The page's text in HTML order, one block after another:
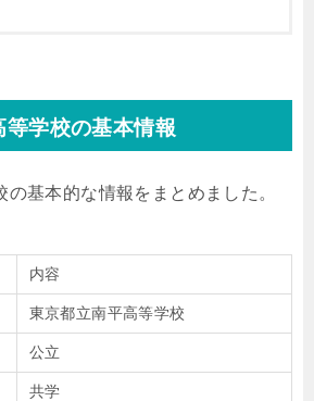
学校の基本情報
の基本的な情報をまとめました。
内容
東京都立南平高等学校
公立
共学